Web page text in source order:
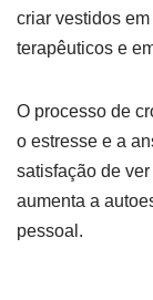
criar vestidos
terapêuticos e
O processo de
o estresse e a
satisfação de
aumenta a
pessoal.